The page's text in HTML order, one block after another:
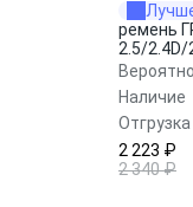
ремень
2.5/2.4D/
Наличие
Отгрузка
2 223 ₽
2 340 ₽